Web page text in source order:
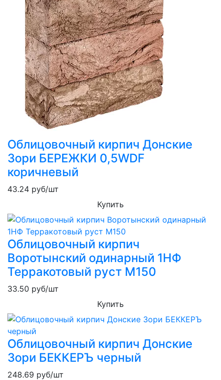
Облицовочный кирпич Донские
Зори БЕРЕЖКИ 0,5WDF
коричневый
43.24 руб/шт
Купить
Облицовочный кирпич
Воротынский одинарный 1НФ
Терракотовый руст М150
33.50 руб/шт
Купить
Облицовочный кирпич Донские
Зори БЕККЕРЪ черный
248.69 руб/шт